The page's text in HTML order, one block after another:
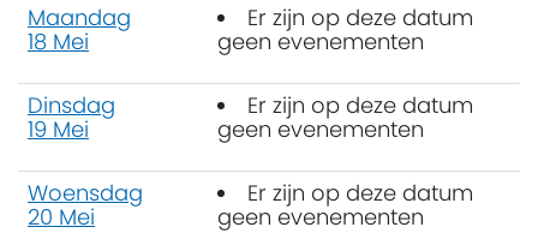
Maandag
18 Mei
Er zijn op deze datum
geen evenementen
Dinsdag
19 Mei
Er zijn op deze datum
geen evenementen
Woensdag
20 Mei
Er zijn op deze datum
geen evenementen